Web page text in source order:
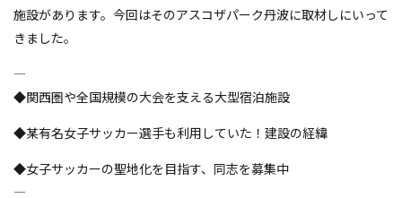
施設があります。今回はそのアスコザパーク丹波に取材しにいって
きました。
――――――――――――――――
◆関西圏や全国規模の大会を支える大型宿泊施設
◆某有名女子サッカー選手も利用していた！建設の経緯
◆女子サッカーの聖地化を目指す、同志を募集中
――――――――――――――――